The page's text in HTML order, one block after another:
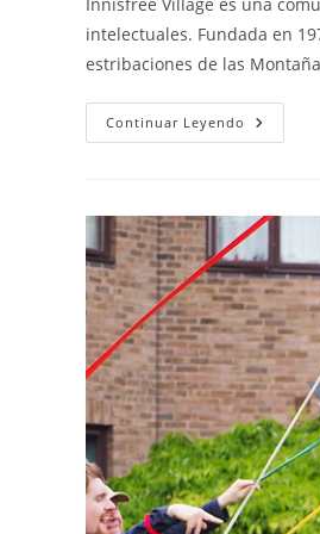
intelectuales. Fundada en
estribaciones de las
Continuar Leyendo Innisfree
Village